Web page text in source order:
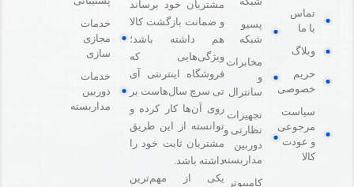
تماس
با ما
وبلاگ
حریم
خصوصی
سیاست
مرجوعی
و عودت
کالا
پسیو
شبکه
مخابرات
و
سانترال
تجهیزات
نظارتی و
دوربین
مداربسته
کامپیوتر
مشتریان خود برساند
و ضمانت بازگشت کالا
هم داشته باشد؛
ویژگی‌هایی که
فروشگاه اینترنتی آی
تی سرچ سال‌هاست بر
روی آن‌ها کار کرده و
توانسته از این طریق
مشتریان ثابت خود را
داشته باشد.
یکی از مهم‌ترین
خدمات
مجازی
سازی
خدمات
دوربین
مداربسته